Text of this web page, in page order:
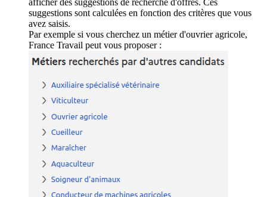
suggestions sont calculées en fonction des critères que vous
avez saisis.
Par exemple si vous cherchez un métier d'ouvrier agricole,
France Travail peut vous proposer :